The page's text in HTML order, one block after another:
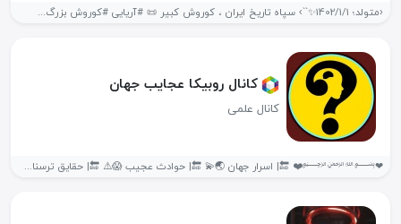
‹متولد؛ 1402/1/1✨``› سپاه ‌تاریخ ایران ، کوروش کبیر 📜 #آریایی #کوروش بزرگ...
کانال روبیکا عجایب جهان
کانال علمی
❤﷽❤️ 🔚| اسرار جهان 🌏💫 🔚| حوادث عجیب 😱⚠️ 🔚| حقایق ترسناک...